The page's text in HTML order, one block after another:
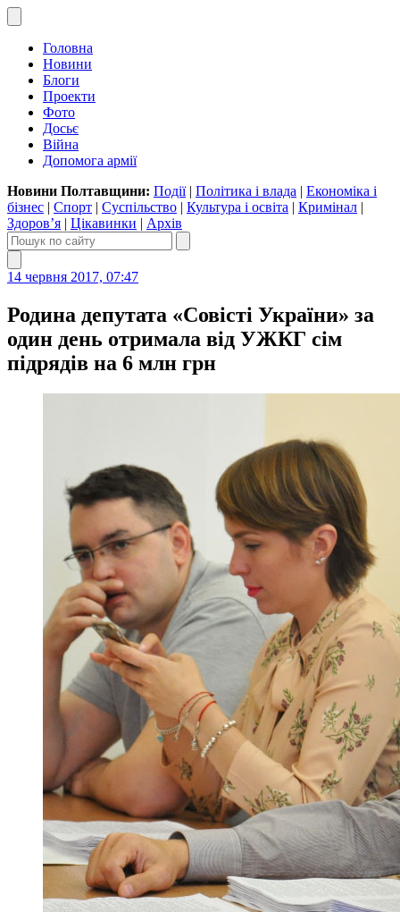
Головна
Новини
Блоги
Проекти
Фото
Досьє
Війна
Допомога армії
Новини Полтавщини: Події| Політика і влада | Економіка і
бізнес | Спорт | Суспільство | Культура і освіта | Кримінал |
Здоров’я | Цікавинки | Архів
14 червня 2017, 07:47
Родина депутата «Совісті України» за
один день отримала від УЖКГ сім
підрядів на 6 млн грн